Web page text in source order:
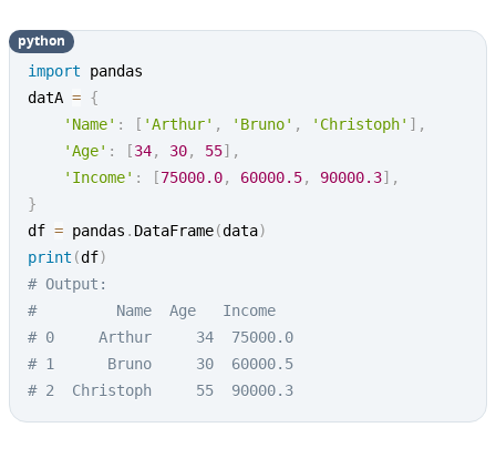
import pandas
datA = {
'Name' : [ 'Arthur' , 'Bruno' , 'Christoph' ] ,
'Age' : [34, 30, 55] ,
'Income' : [75000.0, 60000.5, 90000.3] ,
}
df = pandas . DataFrame(data)
print (df)
# Output:
#         Name  Age   Income
# 0     Arthur     34  75000.0
# 1      Bruno     30  60000.5
# 2  Christoph     55  90000.3
python